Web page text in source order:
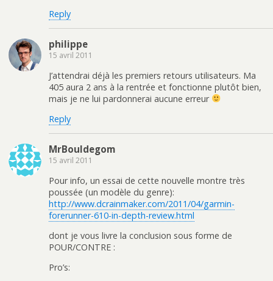
Reply
philippe
15 avril 2011
J’attendrai déjà les premiers retours utilisateurs. Ma
405 aura 2 ans à la rentrée et fonctionne plutôt bien,
mais je ne lui pardonnerai aucune erreur
Reply
MrBouldegom
15 avril 2011
Pour info, un essai de cette nouvelle montre très
poussée (un modèle du genre):
http://www.dcrainmaker.com/2011/04/garmin-
forerunner-610-in-depth-review.html
dont je vous livre la conclusion sous forme de
POUR/CONTRE :
Pro’s: